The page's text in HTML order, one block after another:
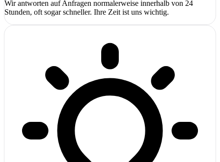
Wir antworten auf Anfragen normalerweise innerhalb von 24
Stunden, oft sogar schneller. Ihre Zeit ist uns wichtig.